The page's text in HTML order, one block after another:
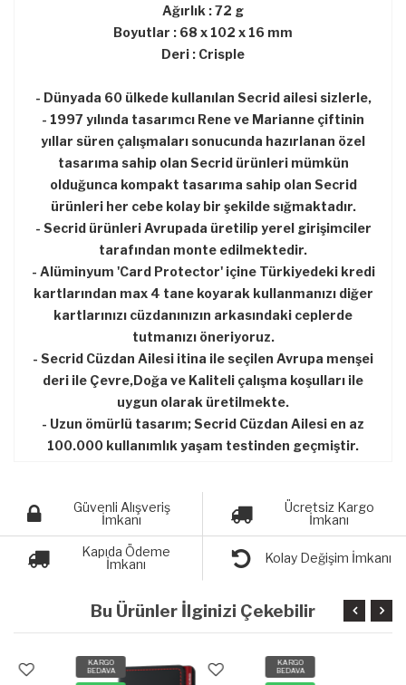
Ağırlık : 72 g
Boyutlar : 68 x 102 x 16 mm
Deri : Crisple
- Dünyada 60 ülkede kullanılan Secrid ailesi sizlerle,
- 1997 yılında tasarımcı Rene ve Marianne çiftinin
yıllar süren çalışmaları sonucunda hazırlanan özel
tasarıma sahip olan Secrid ürünleri mümkün
olduğunca kompakt tasarıma sahip olan Secrid
ürünleri her cebe kolay bir şekilde sığmaktadır.
- Secrid ürünleri Avrupada üretilip yerel girişimciler
tarafından monte edilmektedir.
- Alüminyum 'Card Protector' içine Türkiyedeki kredi
kartlarından max 4 tane koyarak kullanmanızı diğer
kartlarınızı cüzdanınızın arkasındaki ceplerde
tutmanızı öneriyoruz.
- Secrid Cüzdan Ailesi itina ile seçilen Avrupa menşei
deri ile Çevre,Doğa ve Kaliteli çalışma koşulları ile
uygun olarak üretilmekte.
- Uzun ömürlü tasarım; Secrid Cüzdan Ailesi en az
100.000 kullanımlık yaşam testinden geçmiştir.
Güvenli Alışveriş
İmkanı
Ücretsiz Kargo
İmkanı
Kapıda Ödeme
İmkanı
Kolay Değişim İmkanı
Bu Ürünler İlginizi Çekebilir